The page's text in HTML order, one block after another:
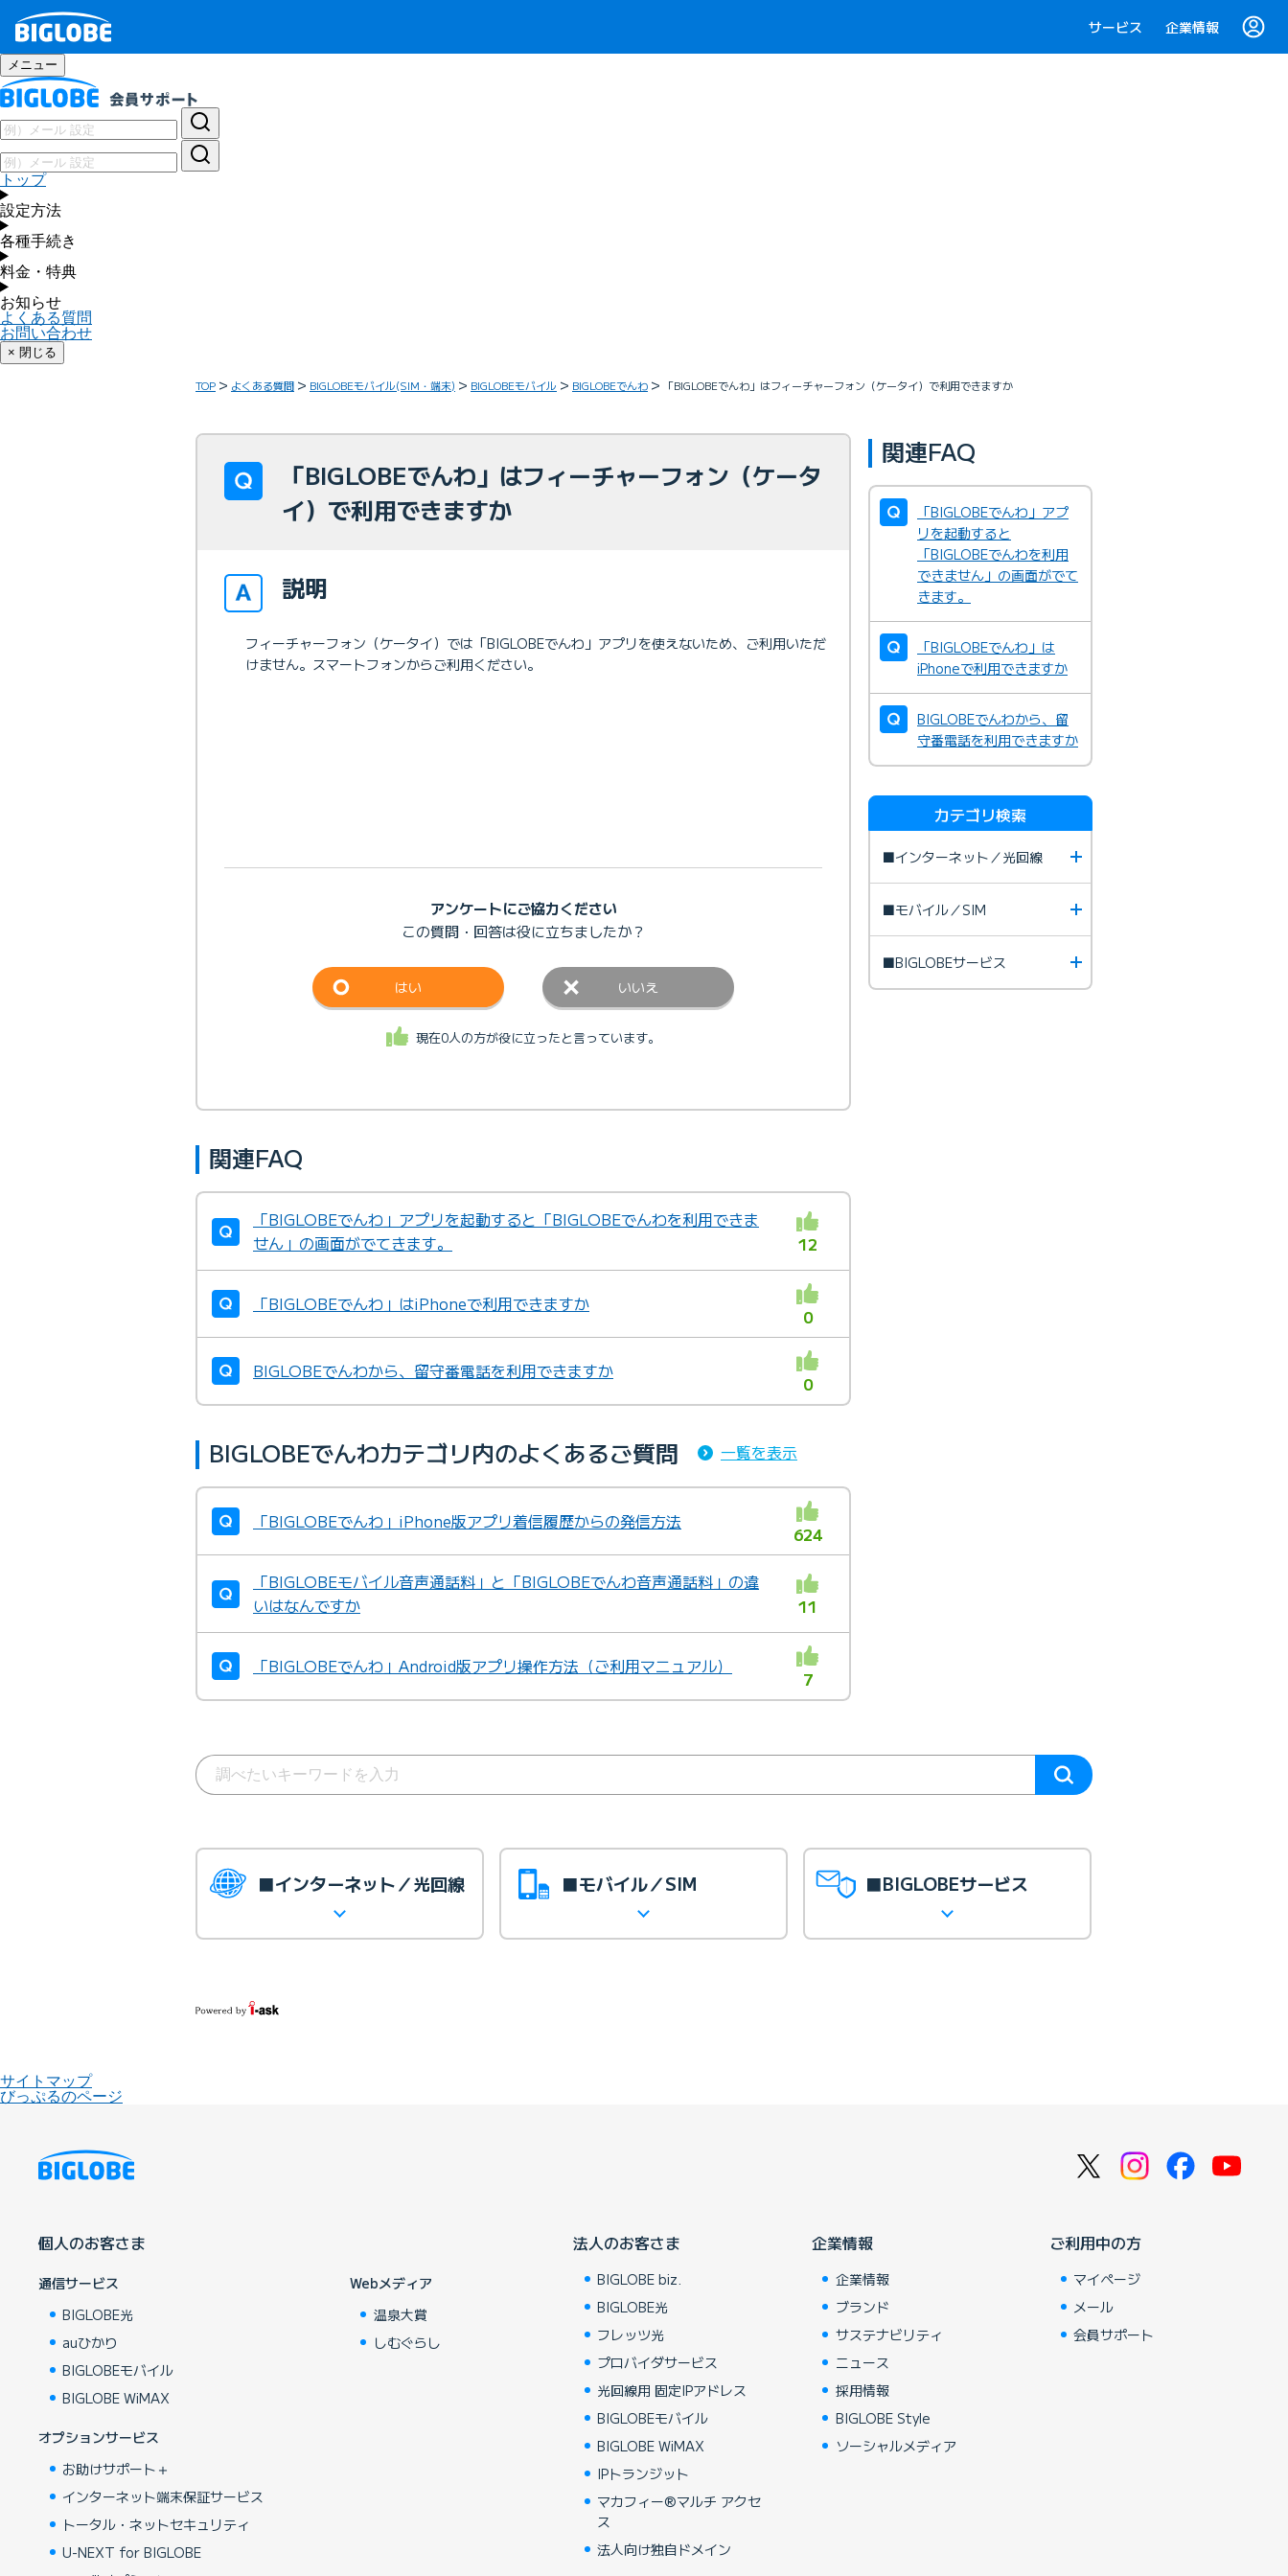
サービス 企業情報
メニュー
トップ
設定方法
各種手続き
料金・特典
お知らせ
よくある質問
お問い合わせ
× 閉じる
TOP よくある質問 BIGLOBEモバイル(SIM・端末) BIGLOBEモバイル BIGLOBEでんわ 「BIGLOBEでんわ」はフィーチャーフォン（ケータイ）で利用できますか
「BIGLOBEでんわ」はフィーチャーフォン（ケータ
イ）で利用できますか
説明
フィーチャーフォン（ケータイ）では「BIGLOBEでんわ」アプリを使えないため、ご利用いただ
けません。スマートフォンからご利用ください。
アンケートにご協力ください
この質問・回答は役に立ちましたか？
はい いいえ
現在0人の方が役に立ったと言っています。
関連FAQ
「BIGLOBEでんわ」アプリを起動すると「BIGLOBEでんわを利用できま
せん」の画面がでてきます。
12
「BIGLOBEでんわ」はiPhoneで利用できますか
0
BIGLOBEでんわから、留守番電話を利用できますか
0
BIGLOBEでんわカテゴリ内のよくあるご質問 一覧を表示
「BIGLOBEでんわ」iPhone版アプリ着信履歴からの発信方法
624
「BIGLOBEモバイル音声通話料」と「BIGLOBEでんわ音声通話料」の違
いはなんですか
11
「BIGLOBEでんわ」Android版アプリ操作方法（ご利用マニュアル）
7
関連FAQ
「BIGLOBEでんわ」アプ
リを起動すると
「BIGLOBEでんわを利用
できません」の画面がでて
きます。
「BIGLOBEでんわ」は
iPhoneで利用できますか
BIGLOBEでんわから、留
守番電話を利用できますか
カテゴリ検索
■インターネット／光回線
■モバイル／SIM
■BIGLOBEサービス
■インターネット／光回線 ■モバイル／SIM ■BIGLOBEサービス
サイトマップ
びっぷるのページ
個人のお客さま
通信サービス
BIGLOBE光
auひかり
BIGLOBEモバイル
BIGLOBE WiMAX
オプションサービス
お助けサポート＋
インターネット端末保証サービス
トータル・ネットセキュリティ
U-NEXT for BIGLOBE
Webメディア
温泉大賞
しむぐらし
法人のお客さま
BIGLOBE biz.
BIGLOBE光
フレッツ光
プロバイダサービス
光回線用 固定IPアドレス
BIGLOBEモバイル
BIGLOBE WiMAX
IPトランジット
マカフィー®マルチ アクセ
ス
法人向け独自ドメイン
企業情報
企業情報
ブランド
サステナビリティ
ニュース
採用情報
BIGLOBE Style
ソーシャルメディア
ご利用中の方
マイページ
メール
会員サポート